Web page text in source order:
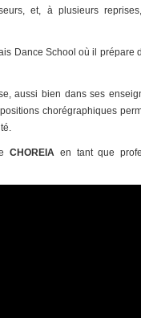
et, à plusieurs
Dance School où il prépare
aussi bien dans ses
chorégraphiques
CHOREIA en tant que